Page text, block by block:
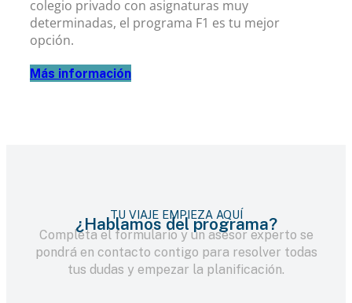
colegio privado con asignaturas muy
determinadas, el programa F1 es tu mejor
opción.
Más información
TU VIAJE EMPIEZA AQUÍ
¿Hablamos del programa?
Completa el formulario y un asesor experto se
pondrá en contacto contigo para resolver todas
tus dudas y empezar la planificación.